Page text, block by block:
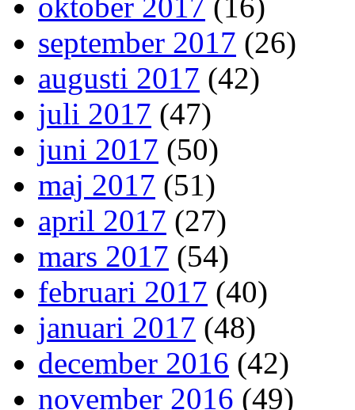
oktober 2017 (16)
september 2017 (26)
augusti 2017 (42)
juli 2017 (47)
juni 2017 (50)
maj 2017 (51)
april 2017 (27)
mars 2017 (54)
februari 2017 (40)
januari 2017 (48)
december 2016 (42)
november 2016 (49)